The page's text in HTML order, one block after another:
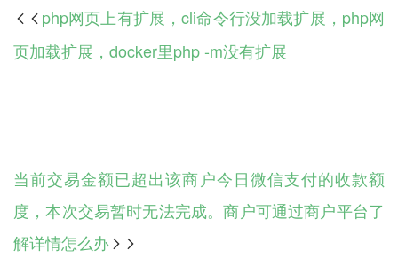
 php网页上有扩展，cli命令行没加载扩展，php网
页加载扩展，docker里php -m没有扩展
当前交易金额已超出该商户今日微信支付的收款额
度，本次交易暂时无法完成。商户可通过商户平台了
解详情怎么办 